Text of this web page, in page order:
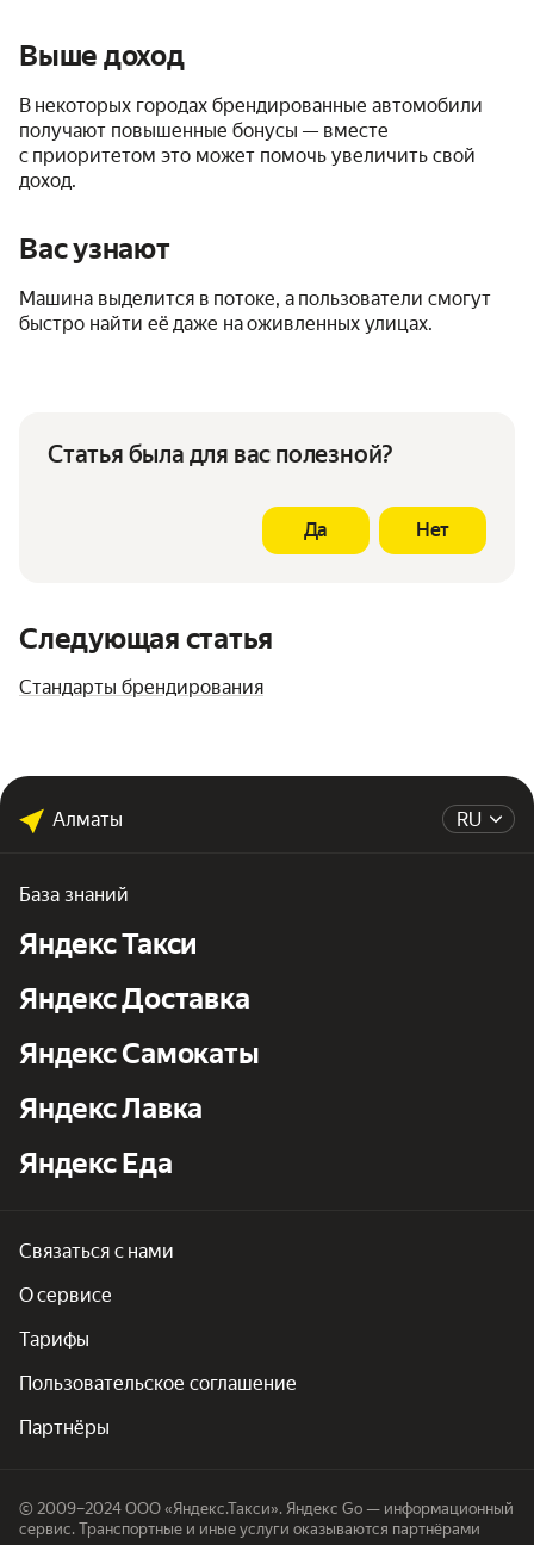
Выше доход
В некоторых городах брендированные автомобили
получают повышенные бонусы — вместе
с приоритетом это может помочь увеличить свой
доход.
Вас узнают
Машина выделится в потоке, а пользователи смогут
быстро найти её даже на оживленных улицах.
Статья была для вас полезной?
Да Нет
Следующая статья
Стандарты брендирования
RU
Алматы
База знаний
Яндекс Такси
Яндекс Доставка
Яндекс Самокаты
Яндекс Лавка
Яндекс Еда
Связаться с нами
О сервисе
Тарифы
Пользовательское соглашение
Партнёры
© 2009–2024 ООО «Яндекс.Такси». Яндекс Go — информационный
сервис. Транспортные и иные услуги оказываются партнёрами